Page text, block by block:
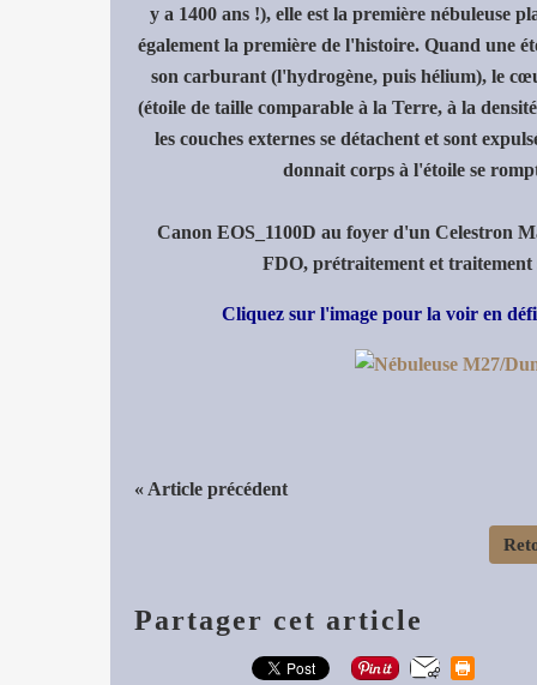
y a 1400 ans !), elle est la première nébuleuse
également la première de l'histoire. Quand une
son carburant (l'hydrogène, puis hélium), le
(étoile de taille comparable à la Terre, à la
les couches externes se détachent et sont
donnait corps à l'étoile se
Canon EOS_1100D au foyer d'un Celestron
FDO, prétraitement et traitement
Cliquez sur l'image pour la voir en
« Article précédent
Partager cet article